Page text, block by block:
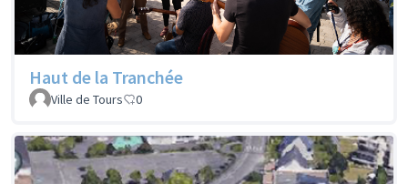
Haut de la Tranchée
Ville de Tours 0